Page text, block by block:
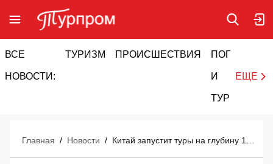
ВСЕ
НОВОСТИ:
ТУРИЗМ ПРОИСШЕСТВИЯ ПОГОДА
И
ТУРИЗМ
ЕЩЕ
Главная / Новости /